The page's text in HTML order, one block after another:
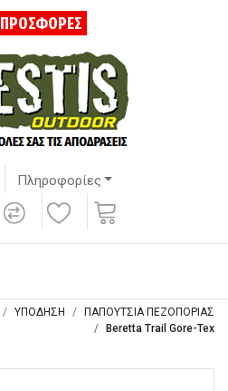
ΠΡΟΣΦΟΡΕΣ
Πληροφορίες
ΥΠΟΔΗΣΗ
ΠΑΠΟΥΤΣΙΑ ΠΕΖΟΠΟΡΙΑΣ
Beretta Trail Gore-Tex